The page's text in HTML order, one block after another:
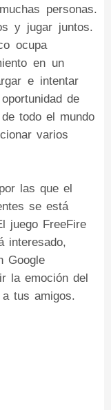
personas.
y jugar juntos.
ocupa
en un
e intentar
de
todo el mundo
varios
las que el
se está
juego FreeFire
interesado,
Google
la emoción del
tus amigos.